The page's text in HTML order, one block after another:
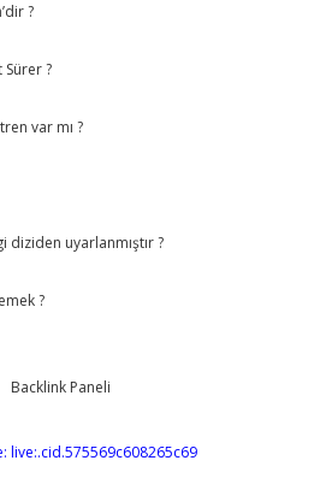
?
?
var mı ?
diziden uyarlanmıştır ?
?
live:.cid.575569c608265c69